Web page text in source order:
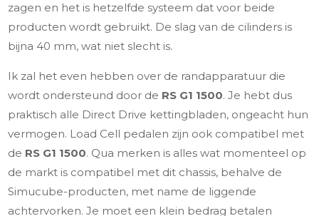
zagen en het is hetzelfde systeem dat voor beide
producten wordt gebruikt. De slag van de cilinders is
bijna 40 mm, wat niet slecht is.
Ik zal het even hebben over de randapparatuur die
wordt ondersteund door de RS G1 1500. Je hebt dus
praktisch alle Direct Drive kettingbladen, ongeacht hun
vermogen. Load Cell pedalen zijn ook compatibel met
de RS G1 1500. Qua merken is alles wat momenteel op
de markt is compatibel met dit chassis, behalve de
Simucube-producten, met name de liggende
achtervorken. Je moet een klein bedrag betalen